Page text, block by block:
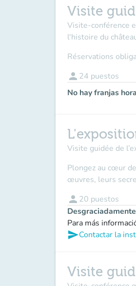
Visite
Visite-conférence
l'histoire du
Réservations
person 24 puestos
No hay franjas
Visite guidée de
Plongez au cœur
œuvres, leurs
person 20 puestos
Para más
sendContactar la
Visite